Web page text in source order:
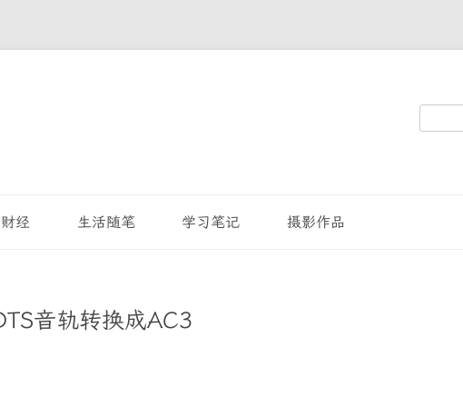
搜
经 生活随笔 学习笔记 摄影作品
音轨转换成AC3